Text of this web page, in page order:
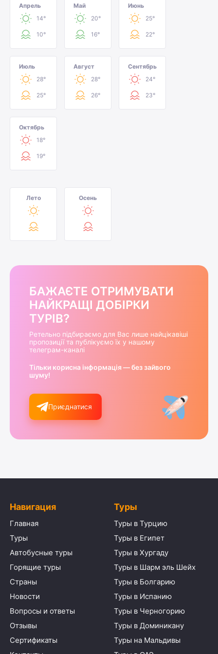
Апрель
14°
10°
Май
20°
16°
Июнь
25°
22°
Июль
28°
25°
Август
28°
26°
Сентябрь
24°
23°
Октябрь
18°
19°
Лето Осень
БАЖАЄТЕ ОТРИМУВАТИ
НАЙКРАЩІ ДОБІРКИ
ТУРІВ?
Ретельно підбираємо для Вас лише найцікавіші
пропозиції та публікуємо їх у нашому
телеграм-каналі
Тільки корисна інформація — без зайвого
шуму!
Приєднатися
Навигация
Главная
Туры
Автобусные туры
Горящие туры
Страны
Новости
Вопросы и ответы
Отзывы
Сертификаты
Туры
Туры в Турцию
Туры в Египет
Туры в Хургаду
Туры в Шарм эль Шейх
Туры в Болгарию
Туры в Испанию
Туры в Черногорию
Туры в Доминикану
Туры на Мальдивы